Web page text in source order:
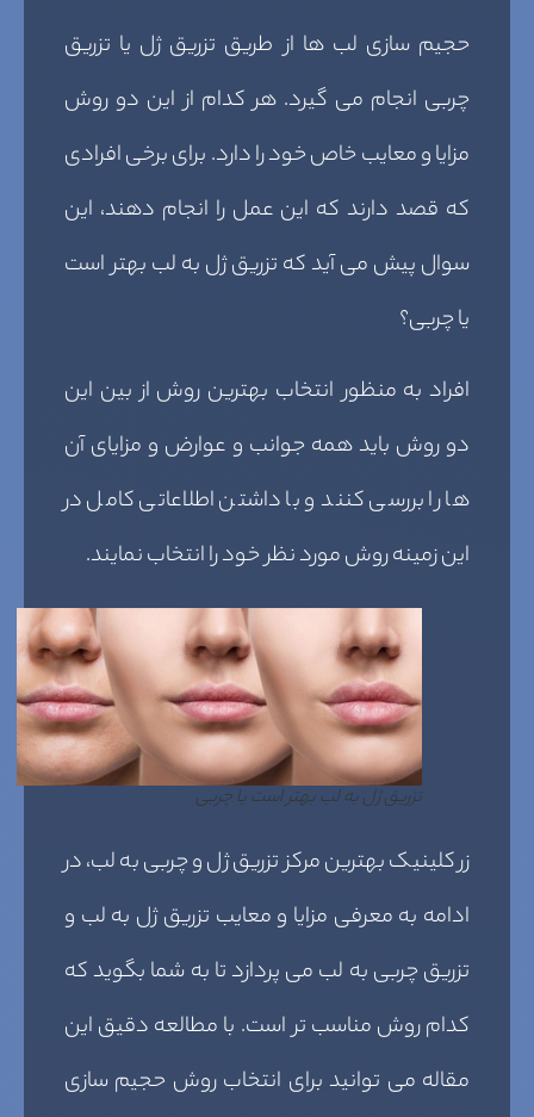
حجیم سازی لب ها از طریق تزریق ژل یا تزریق
چربی انجام می گیرد. هر کدام از این دو روش
مزایا و معایب خاص خود را دارد. برای برخی افرادی
که قصد دارند که این عمل را انجام دهند، این
سوال پیش می آید که تزریق ژل به لب بهتر است
یا چربی؟
افراد به منظور انتخاب بهترین روش از بین این
دو روش باید همه جوانب و عوارض و مزایای آن
ها را بررسی کنند و با داشتن اطلاعاتی کامل در
این زمینه روش مورد نظر خود را انتخاب نمایند.
تزریق ژل به لب بهتر است یا چربی
زر کلینیک بهترین مرکز تزریق ژل و چربی به لب، در
ادامه به معرفی مزایا و معایب تزریق ژل به لب و
تزریق چربی به لب می پردازد تا به شما بگوید که
کدام روش مناسب تر است. با مطالعه دقیق این
مقاله می توانید برای انتخاب روش حجیم سازی